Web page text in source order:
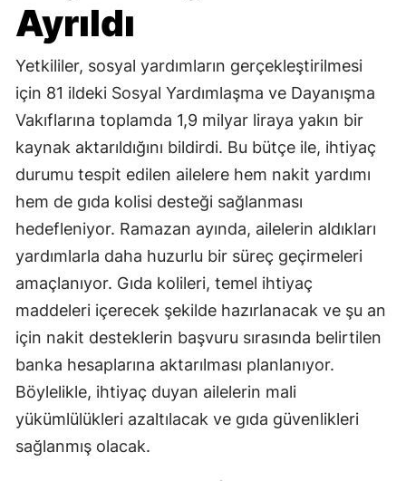
Ayrıldı
Yetkililer, sosyal yardımların gerçekleştirilmesi
için 81 ildeki Sosyal Yardımlaşma ve Dayanışma
Vakıflarına toplamda 1,9 milyar liraya yakın bir
kaynak aktarıldığını bildirdi. Bu bütçe ile, ihtiyaç
durumu tespit edilen ailelere hem nakit yardımı
hem de gıda kolisi desteği sağlanması
hedefleniyor. Ramazan ayında, ailelerin aldıkları
yardımlarla daha huzurlu bir süreç geçirmeleri
amaçlanıyor. Gıda kolileri, temel ihtiyaç
maddeleri içerecek şekilde hazırlanacak ve şu an
için nakit desteklerin başvuru sırasında belirtilen
banka hesaplarına aktarılması planlanıyor.
Böylelikle, ihtiyaç duyan ailelerin mali
yükümlülükleri azaltılacak ve gıda güvenlikleri
sağlanmış olacak.